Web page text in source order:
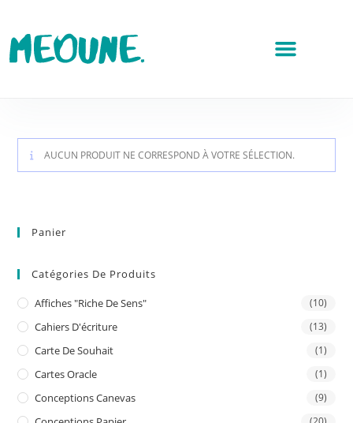
AUCUN PRODUIT NE CORRESPOND À VOTRE SÉLECTION.
Panier
Catégories De Produits
Affiches "riche De Sens" (10)
Cahiers D'écriture (13)
Carte De Souhait (1)
Cartes Oracle (1)
Conceptions Canevas (9)